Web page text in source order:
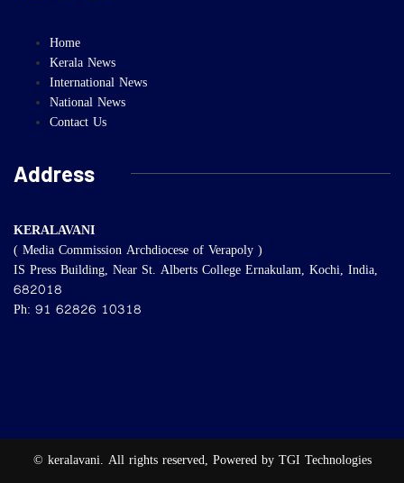
Home
Kerala News
International News
National News
Contact Us
Address
KERALAVANI
( Media Commission Archdiocese of Verapoly )
IS Press Building, Near St. Alberts College Ernakulam, Kochi, India,
682018
Ph: 91 62826 10318
© keralavani. All rights reserved, Powered by TGI Technologies